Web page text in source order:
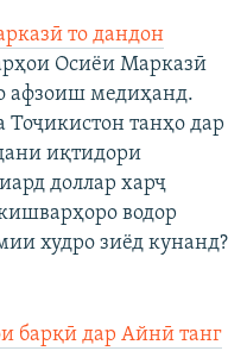
то дандон
Осиёи Марказӣ
афзоиш медиҳанд.
Тоҷикистон танҳо дар
иқтидори
доллар харҷ
водор
худро зиёд кунанд?
барқӣ дар Айнӣ танг